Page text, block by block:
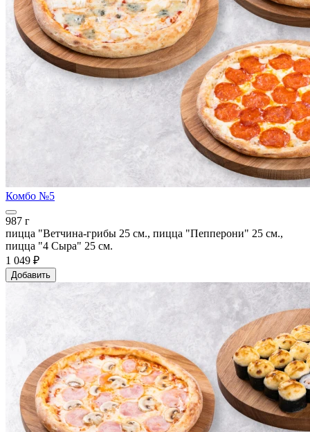
Комбо №5
987 г
пицца "Ветчина-грибы 25 см., пицца "Пепперони" 25 см.,
пицца "4 Сыра" 25 см.
1 049 ₽
Добавить